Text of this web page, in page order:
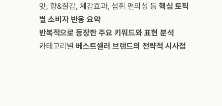
맛, 향&질감, 체감효과, 섭취 편의성 등 핵심 토픽
별 소비자 반응 요약
반복적으로 등장한 주요 키워드와 표현 분석
카테고리별 베스트셀러 브랜드의 전략적 시사점